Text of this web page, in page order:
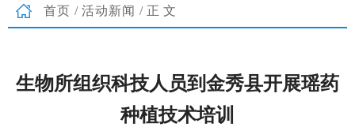
首页 / 活动新闻 /正文
生物所组织科技人员到金秀县开展瑶药
种植技术培训